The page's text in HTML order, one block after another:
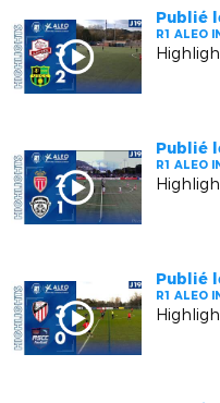
Publié
R1 ALEO
Publié
R1 ALEO
Publié
R1 ALEO